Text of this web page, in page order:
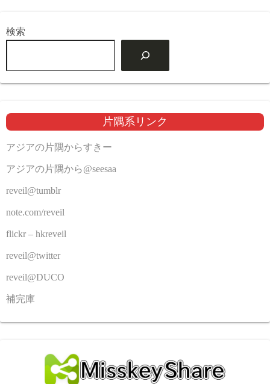
検索
片隅系リンク
アジアの片隅からすきー
アジアの片隅から@seesaa
reveil@tumblr
note.com/reveil
flickr – hkreveil
reveil@twitter
reveil@DUCO
補完庫